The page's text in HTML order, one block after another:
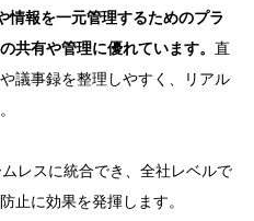
報を一元管理するためのプラ
共有や管理に優れています。 直
議事録を整理しやすく、リアル
レスに統合でき、全社レベルで
止に効果を発揮します。